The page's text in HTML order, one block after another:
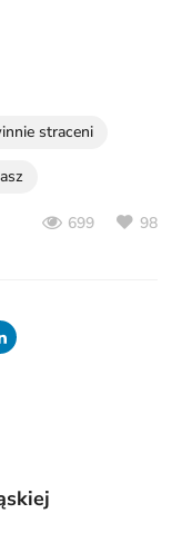
straceni
699 98